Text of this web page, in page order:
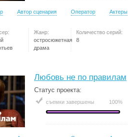
Автор сценария Оператор Актеры
Жанр:
остросюжетная
драма
Количество серий:
8
Любовь не по правилам
Статус проекта:
съемки завершены 100%